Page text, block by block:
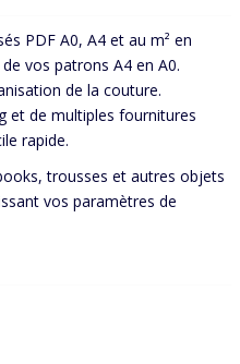
PDF A0, A4 et au m² en
vos patrons A4 en A0.
de la couture.
et de multiples fournitures
rapide.
trousses et autres objets
vos paramètres de